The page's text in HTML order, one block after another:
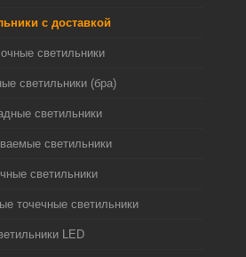
с доставкой
светильники
светильники (бра)
светильники
светильники
светильники
точечные светильники
LED